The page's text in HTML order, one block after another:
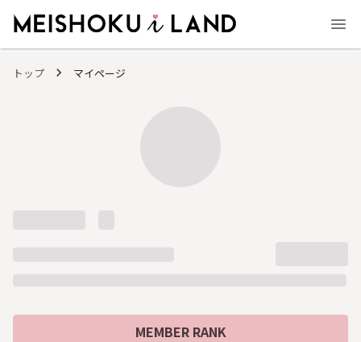
トップ マイページ
MEMBER RANK